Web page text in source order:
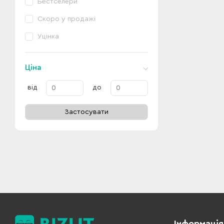
Бестселери
Скоро у продажі
Уцінка
Ціна
від до
Застосувати